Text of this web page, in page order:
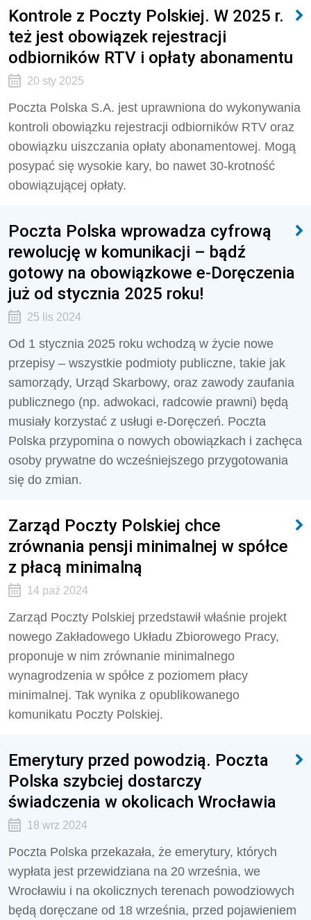
Kontrole z Poczty Polskiej. W 2025 r.
też jest obowiązek rejestracji
odbiorników RTV i opłaty abonamentu
20 sty 2025
Poczta Polska S.A. jest uprawniona do wykonywania
kontroli obowiązku rejestracji odbiorników RTV oraz
obowiązku uiszczania opłaty abonamentowej. Mogą
posypać się wysokie kary, bo nawet 30-krotność
obowiązującej opłaty.
Poczta Polska wprowadza cyfrową
rewolucję w komunikacji – bądź
gotowy na obowiązkowe e-Doręczenia
już od stycznia 2025 roku!
25 lis 2024
Od 1 stycznia 2025 roku wchodzą w życie nowe
przepisy – wszystkie podmioty publiczne, takie jak
samorządy, Urząd Skarbowy, oraz zawody zaufania
publicznego (np. adwokaci, radcowie prawni) będą
musiały korzystać z usługi e-Doręczeń. Poczta
Polska przypomina o nowych obowiązkach i zachęca
osoby prywatne do wcześniejszego przygotowania
się do zmian.
Zarząd Poczty Polskiej chce
zrównania pensji minimalnej w spółce
z płacą minimalną
14 paź 2024
Zarząd Poczty Polskiej przedstawił właśnie projekt
nowego Zakładowego Układu Zbiorowego Pracy,
proponuje w nim zrównanie minimalnego
wynagrodzenia w spółce z poziomem płacy
minimalnej. Tak wynika z opublikowanego
komunikatu Poczty Polskiej.
Emerytury przed powodzią. Poczta
Polska szybciej dostarczy
świadczenia w okolicach Wrocławia
18 wrz 2024
Poczta Polska przekazała, że emerytury, których
wypłata jest przewidziana na 20 września, we
Wrocławiu i na okolicznych terenach powodziowych
będą doręczane od 18 września, przed pojawieniem